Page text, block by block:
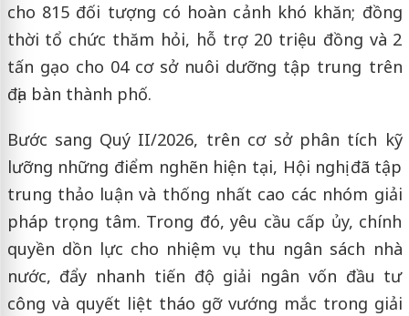
cho 815 đối tượng có hoàn cảnh khó khăn; đồng
thời tổ chức thăm hỏi, hỗ trợ 20 triệu đồng và 2
tấn gạo cho 04 cơ sở nuôi dưỡng tập trung trên
địa bàn thành phố.
Bước sang Quý II/2026, trên cơ sở phân tích kỹ
lưỡng những điểm nghẽn hiện tại, Hội nghị đã tập
trung thảo luận và thống nhất cao các nhóm giải
pháp trọng tâm. Trong đó, yêu cầu cấp ủy, chính
quyền dồn lực cho nhiệm vụ thu ngân sách nhà
nước, đẩy nhanh tiến độ giải ngân vốn đầu tư
công và quyết liệt tháo gỡ vướng mắc trong giải